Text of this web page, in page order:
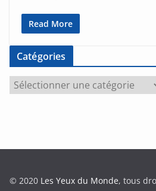
Read More
Catégories
a
© 2020 Les Yeux du Monde, tous